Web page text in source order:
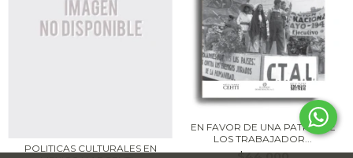
POLITICAS CULTURALES EN
EN FAVOR DE UNA PATRIA DE
LOS TRABAJADOR...